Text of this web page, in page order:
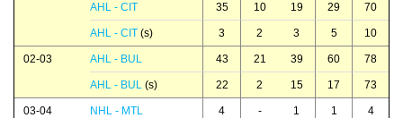
AHL - CIT 35 10 19 29 70
AHL - CIT (s) 3 2 3 5 10
02-03 AHL - BUL 43 21 39 60 78
AHL - BUL (s) 22 2 15 17 73
03-04 NHL - MTL 4 - 1 1 4